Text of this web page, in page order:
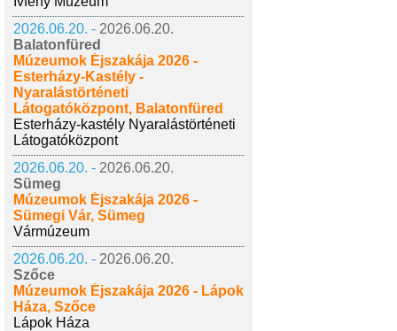
2026.06.20. - 2026.06.20.
Balatonfüred
Múzeumok Éjszakája 2026 -
Esterházy-Kastély -
Nyaralástörténeti
Látogatóközpont, Balatonfüred
Esterházy-kastély Nyaralástörténeti
Látogatóközpont
2026.06.20. - 2026.06.20.
Sümeg
Múzeumok Éjszakája 2026 -
Sümegi Vár, Sümeg
Vármúzeum
2026.06.20. - 2026.06.20.
Szőce
Múzeumok Éjszakája 2026 - Lápok
Háza, Szőce
Lápok Háza